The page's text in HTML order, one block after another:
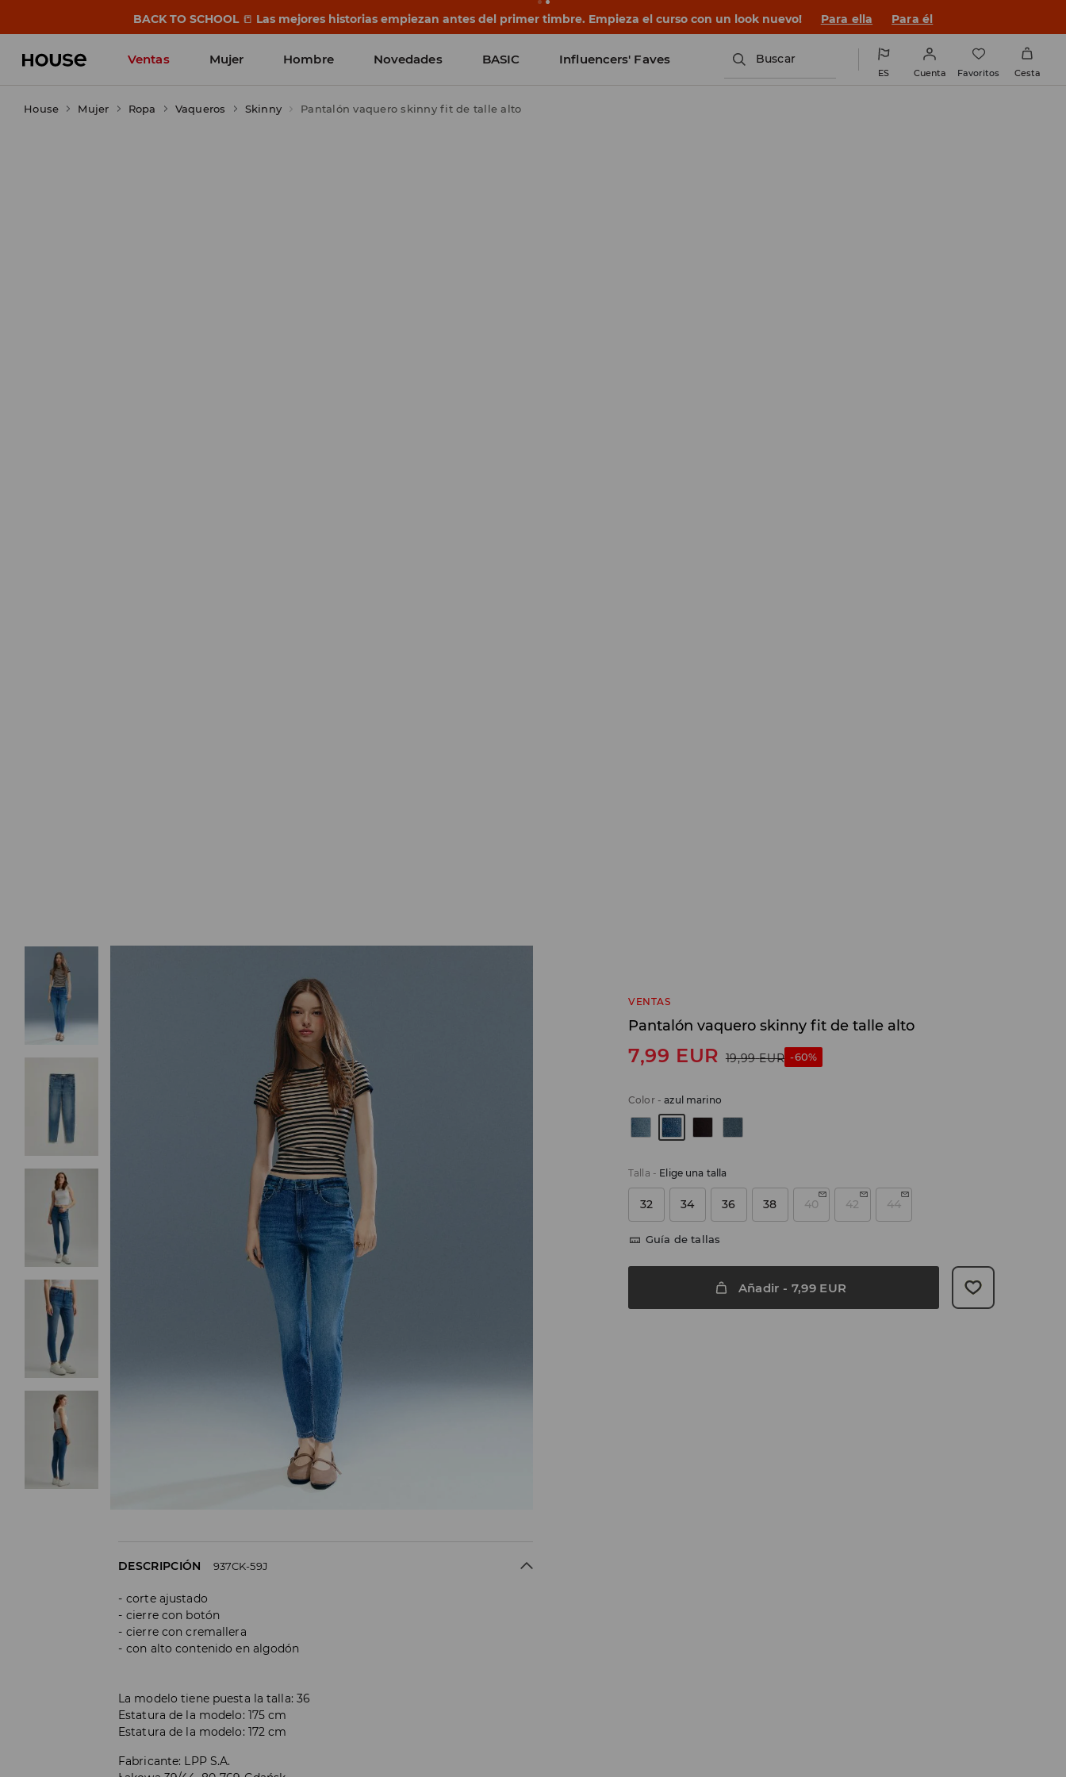
BACK TO SCHOOL 📒 Las mejores historias empiezan antes del primer timbre. Empieza el curso con un look nuevo! Para ella Para él
Ventas Mujer Hombre Novedades BASIC Influencers' Faves Buscar
ES Cuenta Favoritos Cesta
House Mujer Ropa Vaqueros Skinny Pantalón vaquero skinny fit de talle alto
VENTAS
Pantalón vaquero skinny fit de talle alto
7,99 EUR 19,99 EUR -60%
Color-azul marino
Talla - Elige una talla
32 34 36 38 40 42 44
Guía de tallas
Añadir - 7,99 EUR
DESCRIPCIÓN 937CK-59J
corte ajustado
cierre con botón
cierre con cremallera
con alto contenido en algodón
La modelo tiene puesta la talla: 36
Estatura de la modelo: 175 cm
Estatura de la modelo: 172 cm
Fabricante: LPP S.A.